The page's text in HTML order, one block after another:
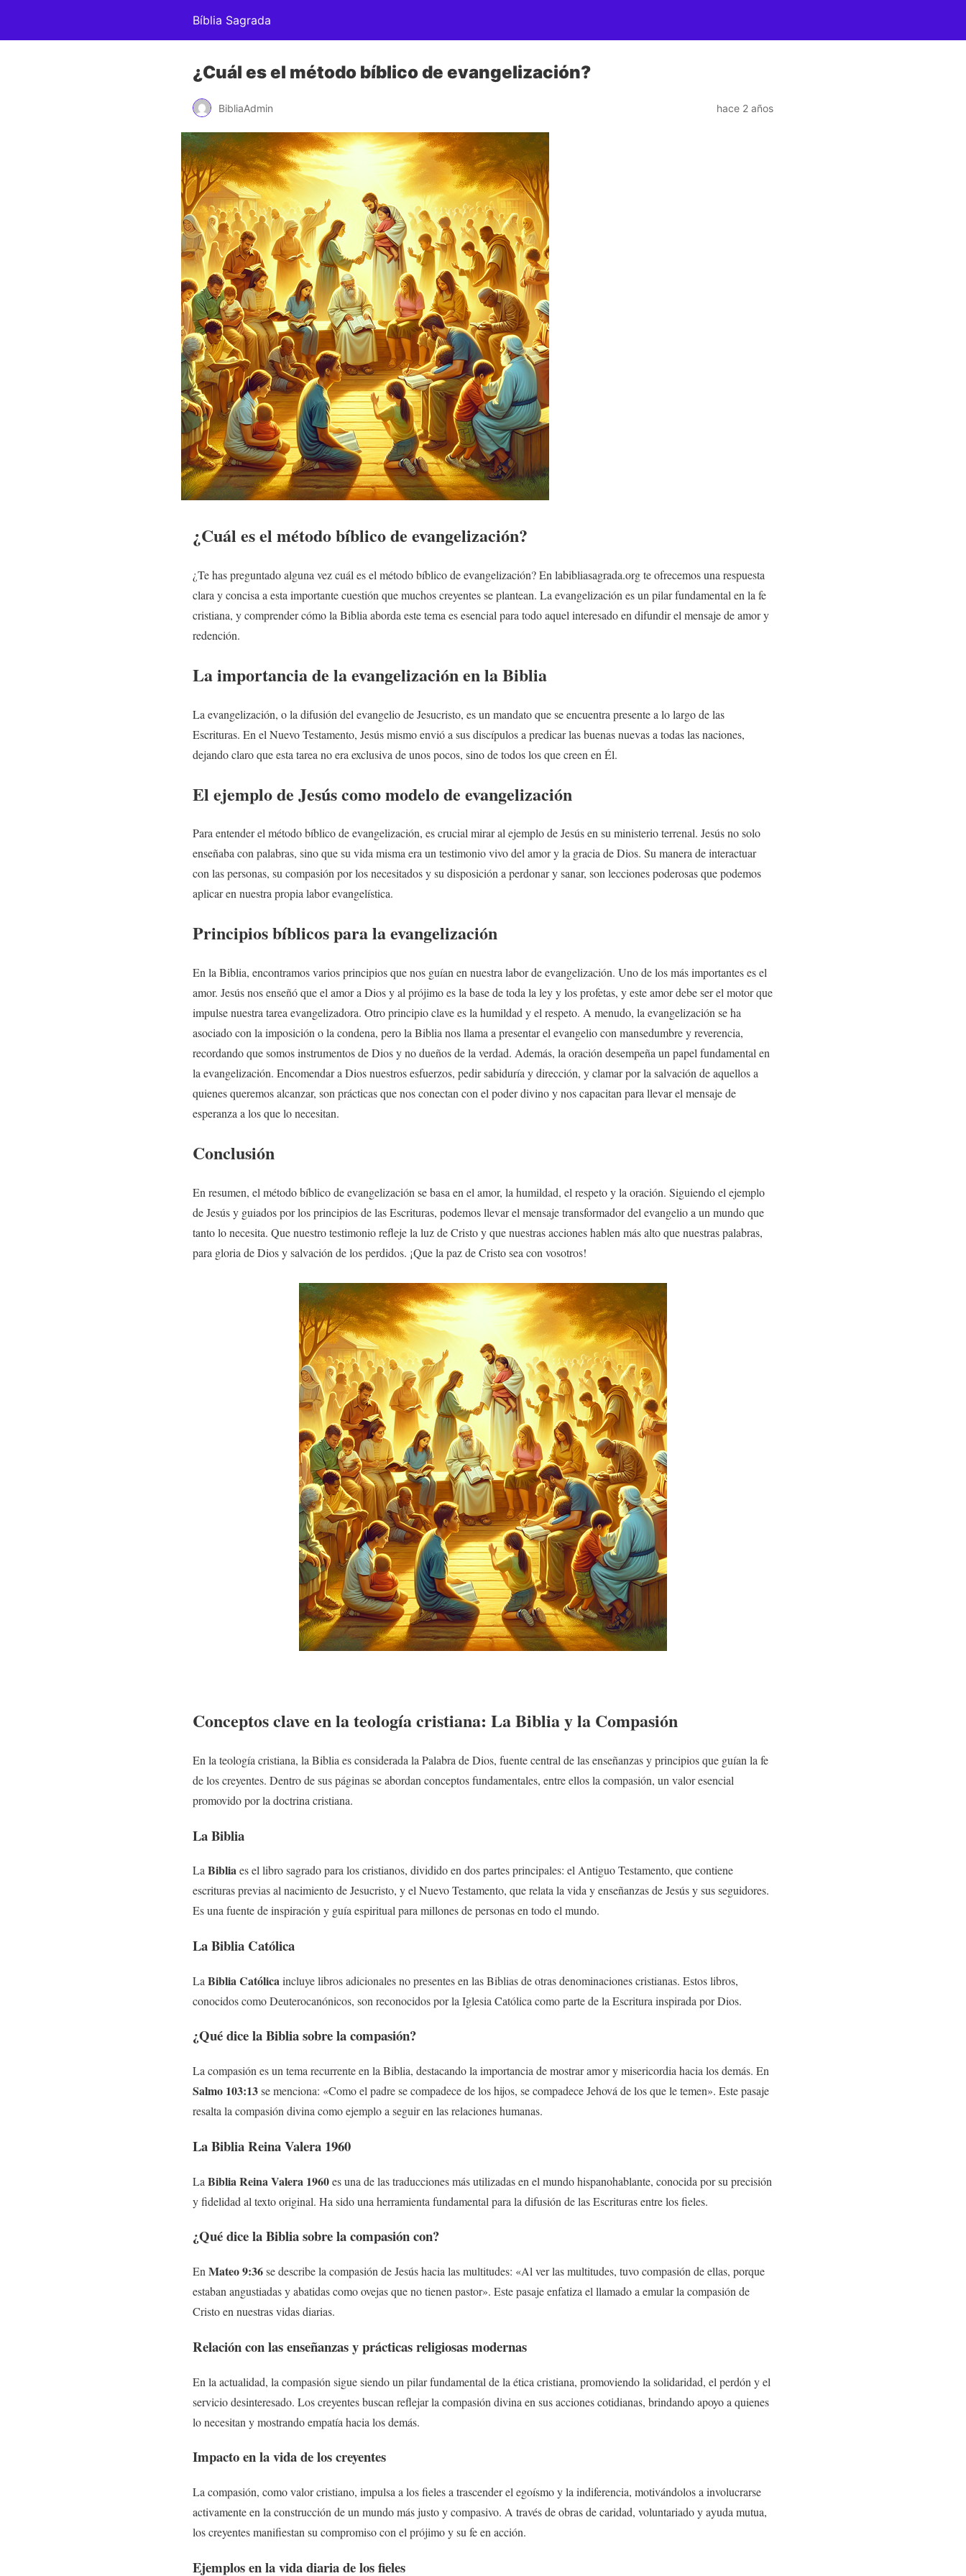
Bíblia Sagrada
¿Cuál es el método bíblico de evangelización?
BibliaAdmin hace 2 años
¿Cuál es el método bíblico de evangelización?
¿Te has preguntado alguna vez cuál es el método bíblico de evangelización? En labibliasagrada.org te ofrecemos una respuesta
clara y concisa a esta importante cuestión que muchos creyentes se plantean. La evangelización es un pilar fundamental en la fe
cristiana, y comprender cómo la Biblia aborda este tema es esencial para todo aquel interesado en difundir el mensaje de amor y
redención.
La importancia de la evangelización en la Biblia
La evangelización, o la difusión del evangelio de Jesucristo, es un mandato que se encuentra presente a lo largo de las
Escrituras. En el Nuevo Testamento, Jesús mismo envió a sus discípulos a predicar las buenas nuevas a todas las naciones,
dejando claro que esta tarea no era exclusiva de unos pocos, sino de todos los que creen en Él.
El ejemplo de Jesús como modelo de evangelización
Para entender el método bíblico de evangelización, es crucial mirar al ejemplo de Jesús en su ministerio terrenal. Jesús no solo
enseñaba con palabras, sino que su vida misma era un testimonio vivo del amor y la gracia de Dios. Su manera de interactuar
con las personas, su compasión por los necesitados y su disposición a perdonar y sanar, son lecciones poderosas que podemos
aplicar en nuestra propia labor evangelística.
Principios bíblicos para la evangelización
En la Biblia, encontramos varios principios que nos guían en nuestra labor de evangelización. Uno de los más importantes es el
amor. Jesús nos enseñó que el amor a Dios y al prójimo es la base de toda la ley y los profetas, y este amor debe ser el motor que
impulse nuestra tarea evangelizadora. Otro principio clave es la humildad y el respeto. A menudo, la evangelización se ha
asociado con la imposición o la condena, pero la Biblia nos llama a presentar el evangelio con mansedumbre y reverencia,
recordando que somos instrumentos de Dios y no dueños de la verdad. Además, la oración desempeña un papel fundamental en
la evangelización. Encomendar a Dios nuestros esfuerzos, pedir sabiduría y dirección, y clamar por la salvación de aquellos a
quienes queremos alcanzar, son prácticas que nos conectan con el poder divino y nos capacitan para llevar el mensaje de
esperanza a los que lo necesitan.
Conclusión
En resumen, el método bíblico de evangelización se basa en el amor, la humildad, el respeto y la oración. Siguiendo el ejemplo
de Jesús y guiados por los principios de las Escrituras, podemos llevar el mensaje transformador del evangelio a un mundo que
tanto lo necesita. Que nuestro testimonio refleje la luz de Cristo y que nuestras acciones hablen más alto que nuestras palabras,
para gloria de Dios y salvación de los perdidos. ¡Que la paz de Cristo sea con vosotros!
Conceptos clave en la teología cristiana: La Biblia y la Compasión
En la teología cristiana, la Biblia es considerada la Palabra de Dios, fuente central de las enseñanzas y principios que guían la fe
de los creyentes. Dentro de sus páginas se abordan conceptos fundamentales, entre ellos la compasión, un valor esencial
promovido por la doctrina cristiana.
La Biblia
LaBibliaes el libro sagrado para los cristianos, dividido en dos partes principales: el Antiguo Testamento, que contiene
escrituras previas al nacimiento de Jesucristo, y el Nuevo Testamento, que relata la vida y enseñanzas de Jesús y sus seguidores.
Es una fuente de inspiración y guía espiritual para millones de personas en todo el mundo.
La Biblia Católica
La Biblia Católicaincluye libros adicionales no presentes en las Biblias de otras denominaciones cristianas. Estos libros,
conocidos como Deuterocanónicos, son reconocidos por la Iglesia Católica como parte de la Escritura inspirada por Dios.
¿Qué dice la Biblia sobre la compasión?
La compasión es un tema recurrente en la Biblia, destacando la importancia de mostrar amor y misericordia hacia los demás. En
Salmo 103:13se menciona: «Como el padre se compadece de los hijos, se compadece Jehová de los que le temen». Este pasaje
resalta la compasión divina como ejemplo a seguir en las relaciones humanas.
La Biblia Reina Valera 1960
La Biblia Reina Valera 1960es una de las traducciones más utilizadas en el mundo hispanohablante, conocida por su precisión
y fidelidad al texto original. Ha sido una herramienta fundamental para la difusión de las Escrituras entre los fieles.
¿Qué dice la Biblia sobre la compasión con?
En Mateo 9:36se describe la compasión de Jesús hacia las multitudes: «Al ver las multitudes, tuvo compasión de ellas, porque
estaban angustiadas y abatidas como ovejas que no tienen pastor». Este pasaje enfatiza el llamado a emular la compasión de
Cristo en nuestras vidas diarias.
Relación con las enseñanzas y prácticas religiosas modernas
En la actualidad, la compasión sigue siendo un pilar fundamental de la ética cristiana, promoviendo la solidaridad, el perdón y el
servicio desinteresado. Los creyentes buscan reflejar la compasión divina en sus acciones cotidianas, brindando apoyo a quienes
lo necesitan y mostrando empatía hacia los demás.
Impacto en la vida de los creyentes
La compasión, como valor cristiano, impulsa a los fieles a trascender el egoísmo y la indiferencia, motivándolos a involucrarse
activamente en la construcción de un mundo más justo y compasivo. A través de obras de caridad, voluntariado y ayuda mutua,
los creyentes manifiestan su compromiso con el prójimo y su fe en acción.
Ejemplos en la vida diaria de los fieles